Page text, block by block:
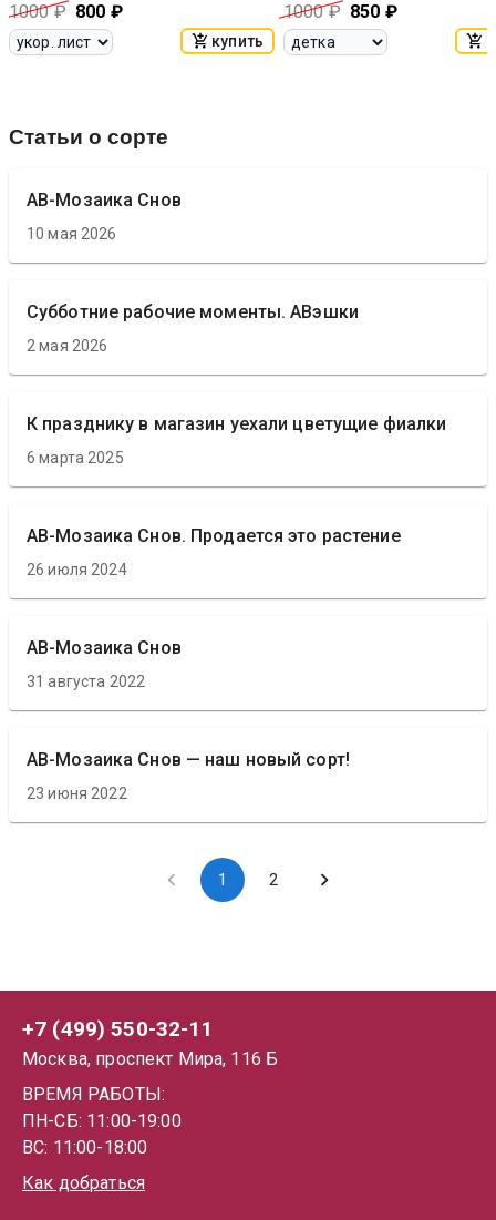
1000₽ 800 ₽
купить
1000₽ 850 ₽
Статьи о сорте
АВ-Мозаика Снов
10 мая 2026
Субботние рабочие моменты. АВэшки
2 мая 2026
К празднику в магазин уехали цветущие фиалки
6 марта 2025
АВ-Мозаика Снов. Продается это растение
26 июля 2024
АВ-Мозаика Снов
31 августа 2022
АВ-Мозаика Снов — наш новый сорт!
23 июня 2022
1 2
+7 (499) 550-32-11
Москва, проспект Мира, 116 Б
ВРЕМЯ РАБОТЫ:
ПН-СБ: 11:00-19:00
ВС: 11:00-18:00
Как добраться